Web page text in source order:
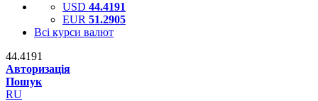
USD 44.4191
EUR 51.2905
Всі курси валют
44.4191
Авторизація
Пошук
RU